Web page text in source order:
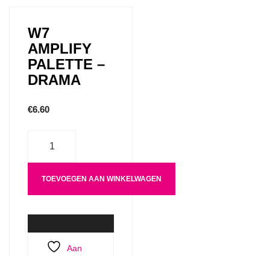
W7
AMPLIFY
PALETTE –
DRAMA
€6.60
TOEVOEGEN AAN WINKELWAGEN
Aan